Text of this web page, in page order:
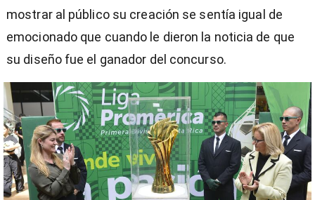
mostrar al público su creación se sentía igual de
emocionado que cuando le dieron la noticia de que
su diseño fue el ganador del concurso.